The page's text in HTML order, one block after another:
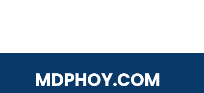
MDPHOY.COM